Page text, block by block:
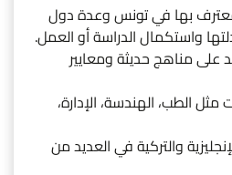
بها في تونس وعدة دول
واستكمال الدراسة أو العمل.
على مناهج حديثة ومعايير
الطب، الهندسة، الإدارة،
والتركية في العديد من